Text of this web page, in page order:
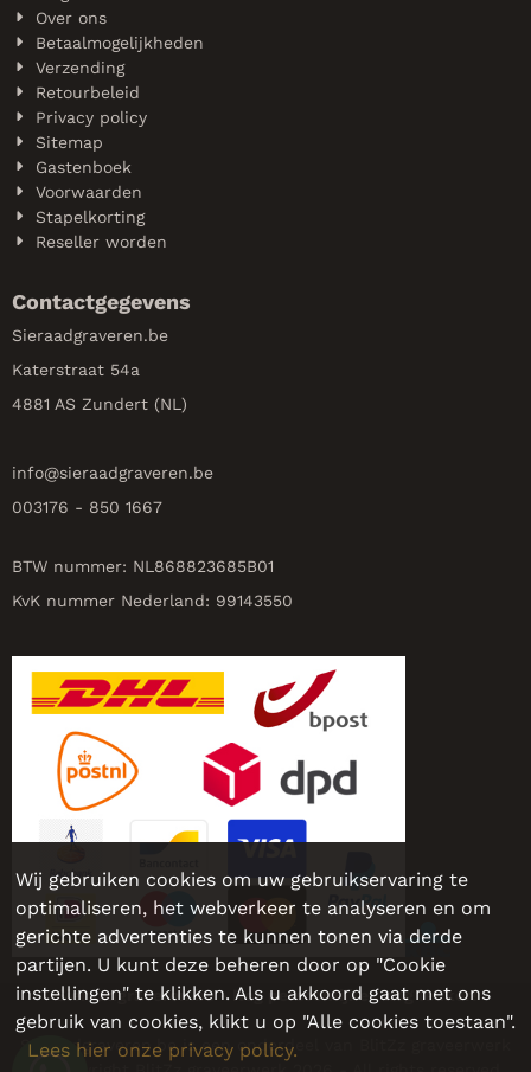
Over ons
Betaalmogelijkheden
Verzending
Retourbeleid
Privacy policy
Sitemap
Gastenboek
Voorwaarden
Stapelkorting
Reseller worden
Contactgegevens
Sieraadgraveren.be
Katerstraat 54a
4881 AS Zundert (NL)
info@sieraadgraveren.be
003176 - 850 1667
BTW nummer: NL868823685B01
KvK nummer Nederland: 99143550
Sieraadgraveren.be - Nog persoonlijker, nog leuker!
Sieraadgraveren.be is een onderdeel van BlitZz graveerwerk
Wij gebruiken cookies om uw gebruikservaring te
optimaliseren, het webverkeer te analyseren en om
gerichte advertenties te kunnen tonen via derde
partijen. U kunt deze beheren door op "Cookie
instellingen" te klikken. Als u akkoord gaat met ons
gebruik van cookies, klikt u op "Alle cookies toestaan".
Lees hier onze privacy policy.